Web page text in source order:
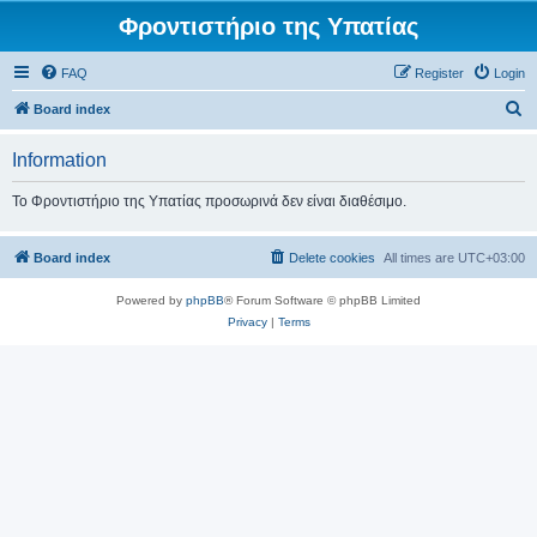
Φροντιστήριο της Υπατίας
FAQ Login
Register
Board index
h
Information
Το Φροντιστήριο της Υπατίας προσωρινά δεν είναι διαθέσιμο.
Board index All times are UTC+03:00
Delete cookies
Powered by phpBB® Forum Software © phpBB Limited
Privacy| Terms